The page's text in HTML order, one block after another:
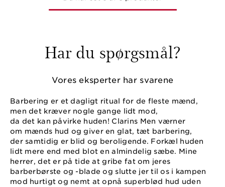
Har du spørgsmål?
Vores eksperter har svarene
Barbering er et dagligt ritual for de fleste mænd,
men det kræver nogle gange lidt mod,
da det kan påvirke huden! Clarins Men værner
om mænds hud og giver en glat, tæt barbering,
der samtidig er blid og beroligende. Forkæl huden
lidt mere end med blot en almindelig sæbe. Mine
herrer, det er på tide at gribe fat om jeres
barberbørste og -blade og slutte jer til os i kampen
mod hurtigt og nemt at opnå superblød hud uden